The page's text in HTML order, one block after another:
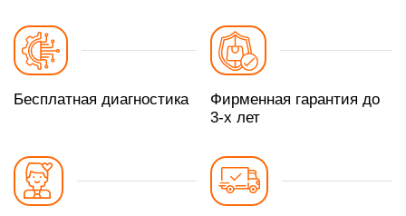
Бесплатная диагностика
Фирменная гарантия до
3-х лет